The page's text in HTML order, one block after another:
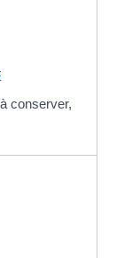
conserver,